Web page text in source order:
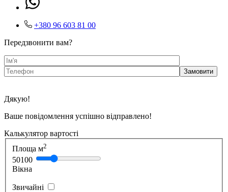
+380 96 603 81 00
Передзвонити вам?
Дякую!
Ваше повідомлення успішно відправлено!
Калькулятор вартості
Площа м2
50100
Вікна
Звичайні